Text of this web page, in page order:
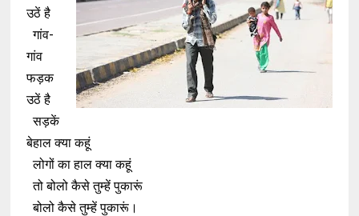
उठें है
गांव-
गांव
फड़क
उठें है
सड़कें
बेहाल क्या कहूं
लोगों का हाल क्या कहूं
तो बोलो कैसे तुम्हें पुकारूं
बोलो कैसे तुम्हें पुकारूं।